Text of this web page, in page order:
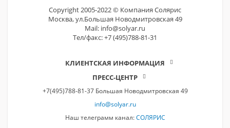
Сopyright 2005-2022 © Компания Солярис
Москва, ул.Большая Новодмитровская 49
Mail: info@solyar.ru
Тел/факс: +7 (495)788-81-31
КЛИЕНТСКАЯ ИНФОРМАЦИЯ
ПРЕСС-ЦЕНТР
+7(495)788-81-37 Большая Новодмитровская 49
info@solyar.ru
Наш телеграмм канал:СОЛЯРИС